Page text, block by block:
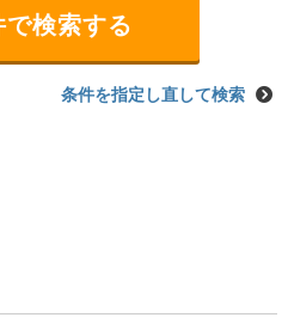
条件を指定し直して検索